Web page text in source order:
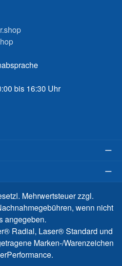
bis 16:30 Uhr
Mehrwertsteuer zzgl.
wenn nicht
angegeben.
Radial, Laser® Standard und
Marken-/Warenzeichen